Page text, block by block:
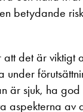
betydande
det är viktigt
under
är sjuk, ha
aspekterna av